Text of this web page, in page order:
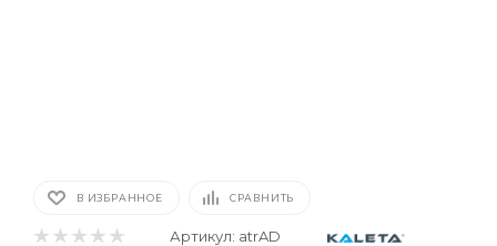
В ИЗБРАННОЕ СРАВНИТЬ
Артикул: atrAD